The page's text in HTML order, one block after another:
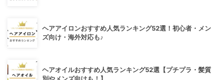
ヘアアイロンおすすめ人気ランキング52選！初心者・メン
ズ向け・海外対応も♪
ヘアオイルおすすめ人気ランキング52選【プチプラ・髪質